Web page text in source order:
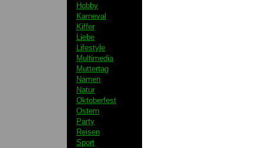
Hobby
Karneval
Kiffer
Liebe
Lifestyle
Multimedia
Muttertag
Namen
Natur
Oktoberfest
Ostern
Party
Reisen
Sport